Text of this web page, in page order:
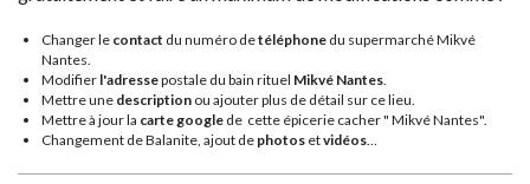
Changer le contact du numéro detéléphone du supermarché Mikvé
Nantes.
Modifier l'adressepostale du bain rituel Mikvé Nantes.
Mettre une description ou ajouter plus de détail sur ce lieu.
Mettre à jour la carte google de cette épicerie cacher " Mikvé Nantes".
Changement de Balanite, ajout de photos etvidéos...